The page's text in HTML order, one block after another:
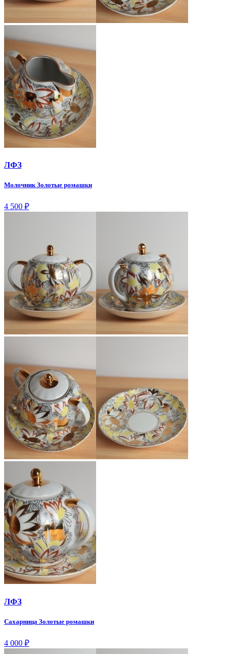
ЛФЗ
Молочник Золотые ромашки
4 500 ₽
ЛФЗ
Сахарница Золотые ромашки
4 000 ₽